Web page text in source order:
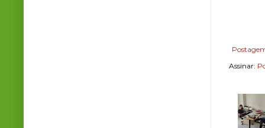
Assinar: